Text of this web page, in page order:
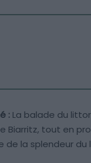
: La balade du
Biarritz, tout en
de la splendeur